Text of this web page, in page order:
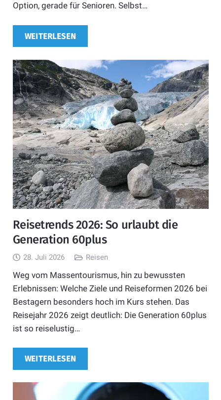
Option, gerade für Senioren. Selbst…
WEITERLESEN
Reisetrends 2026: So urlaubt die
Generation 60plus
28. Juli 2026 Reisen
Weg vom Massentourismus, hin zu bewussten
Erlebnissen: Welche Ziele und Reiseformen 2026 bei
Bestagern besonders hoch im Kurs stehen. Das
Reisejahr 2026 zeigt deutlich: Die Generation 60plus
ist so reiselustig…
WEITERLESEN